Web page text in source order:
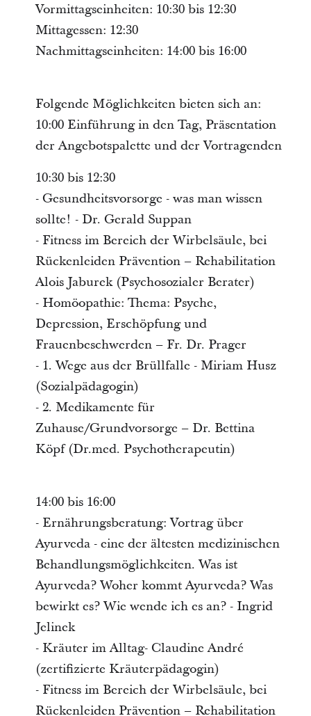
Vormittagseinheiten: 10:30 bis 12:30
Mittagessen: 12:30
Nachmittagseinheiten: 14:00 bis 16:00
Folgende Möglichkeiten bieten sich an:
10:00 Einführung in den Tag, Präsentation
der Angebotspalette und der Vortragenden
10:30 bis 12:30
- Gesundheitsvorsorge - was man wissen
sollte! - Dr. Gerald Suppan
- Fitness im Bereich der Wirbelsäule, bei
Rückenleiden Prävention – Rehabilitation
Alois Jaburek (Psychosozialer Berater)
- Homöopathie: Thema: Psyche,
Depression, Erschöpfung und
Frauenbeschwerden – Fr. Dr. Prager
- 1. Wege aus der Brüllfalle - Miriam Husz
(Sozialpädagogin)
- 2. Medikamente für
Zuhause/Grundvorsorge – Dr. Bettina
Köpf (Dr.med. Psychotherapeutin)
14:00 bis 16:00
- Ernährungsberatung: Vortrag über
Ayurveda - eine der ältesten medizinischen
Behandlungsmöglichkeiten. Was ist
Ayurveda? Woher kommt Ayurveda? Was
bewirkt es? Wie wende ich es an? - Ingrid
Jelinek
- Kräuter im Alltag- Claudine André
(zertifizierte Kräuterpädagogin)
- Fitness im Bereich der Wirbelsäule, bei
Rückenleiden Prävention – Rehabilitation